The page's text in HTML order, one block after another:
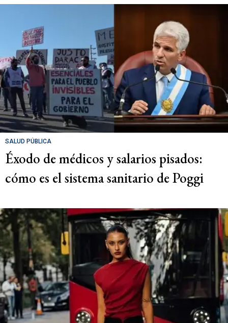
SALUD PÚBLICA
Éxodo de médicos y salarios pisados:
cómo es el sistema sanitario de Poggi